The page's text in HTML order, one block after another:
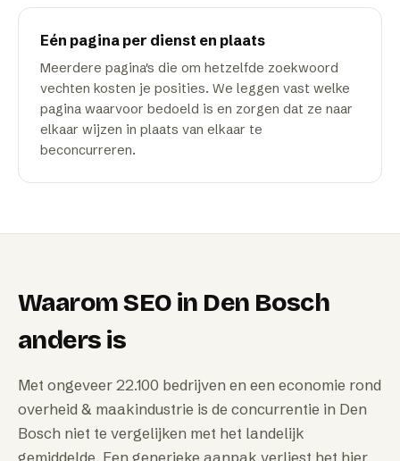
Eén pagina per dienst en plaats
Meerdere pagina's die om hetzelfde zoekwoord
vechten kosten je posities. We leggen vast welke
pagina waarvoor bedoeld is en zorgen dat ze naar
elkaar wijzen in plaats van elkaar te
beconcurreren.
WaaromSEO in Den Bosch
anders is
Met ongeveer 22.100 bedrijven en een economie rond
overheid & maakindustrie is de concurrentie in Den
Bosch niet te vergelijken met het landelijk
gemiddelde. Een generieke aanpak verliest het hier